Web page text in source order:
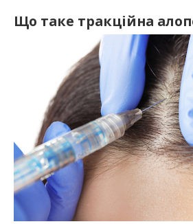
Що таке тракційна